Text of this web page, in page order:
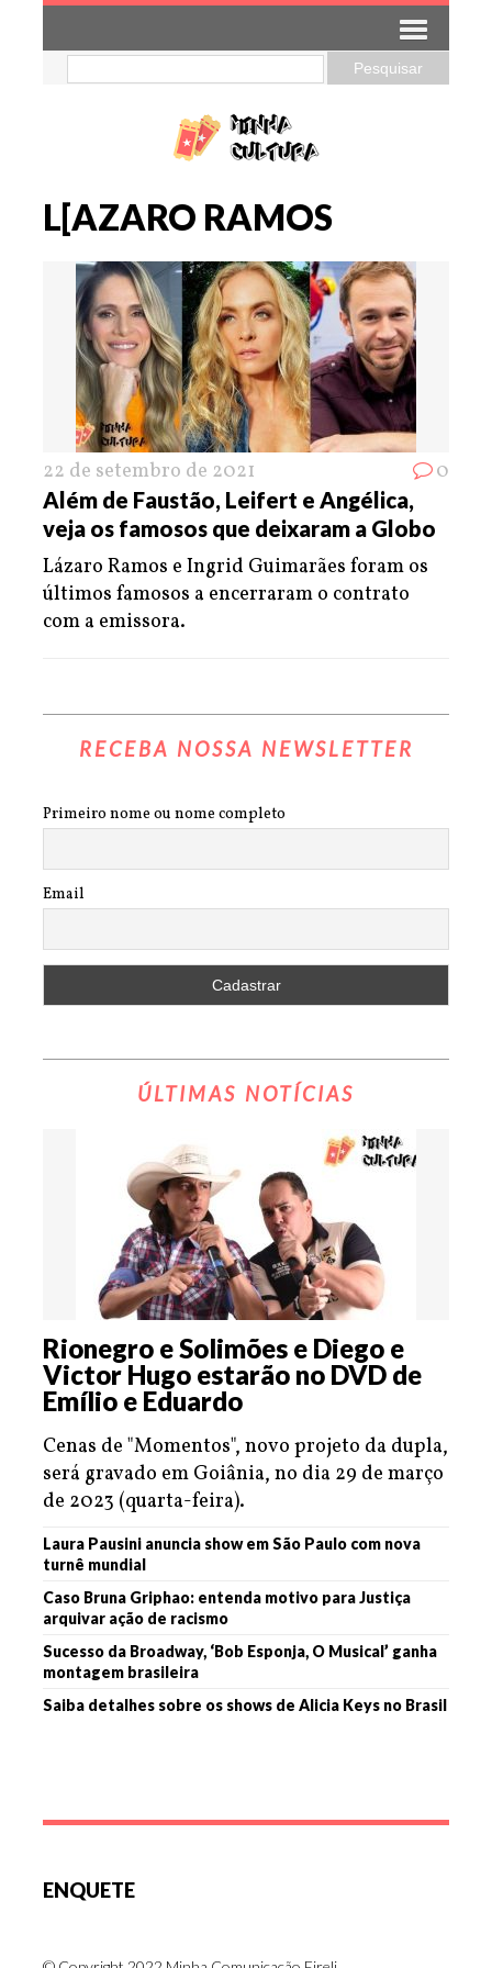
L[AZARO RAMOS
22 de setembro de 2021 0
Além de Faustão, Leifert e Angélica,
veja os famosos que deixaram a Globo
Lázaro Ramos e Ingrid Guimarães foram os
últimos famosos a encerraram o contrato
com a emissora.
RECEBA NOSSA NEWSLETTER
Primeiro nome ou nome completo
Email
ÚLTIMAS NOTÍCIAS
Rionegro e Solimões e Diego e
Victor Hugo estarão no DVD de
Emílio e Eduardo
Cenas de "Momentos", novo projeto da dupla,
será gravado em Goiânia, no dia 29 de março
de 2023 (quarta-feira).
Laura Pausini anuncia show em São Paulo com nova
turnê mundial
Caso Bruna Griphao: entenda motivo para Justiça
arquivar ação de racismo
Sucesso da Broadway, ‘Bob Esponja, O Musical’ ganha
montagem brasileira
Saiba detalhes sobre os shows de Alicia Keys no Brasil
ENQUETE